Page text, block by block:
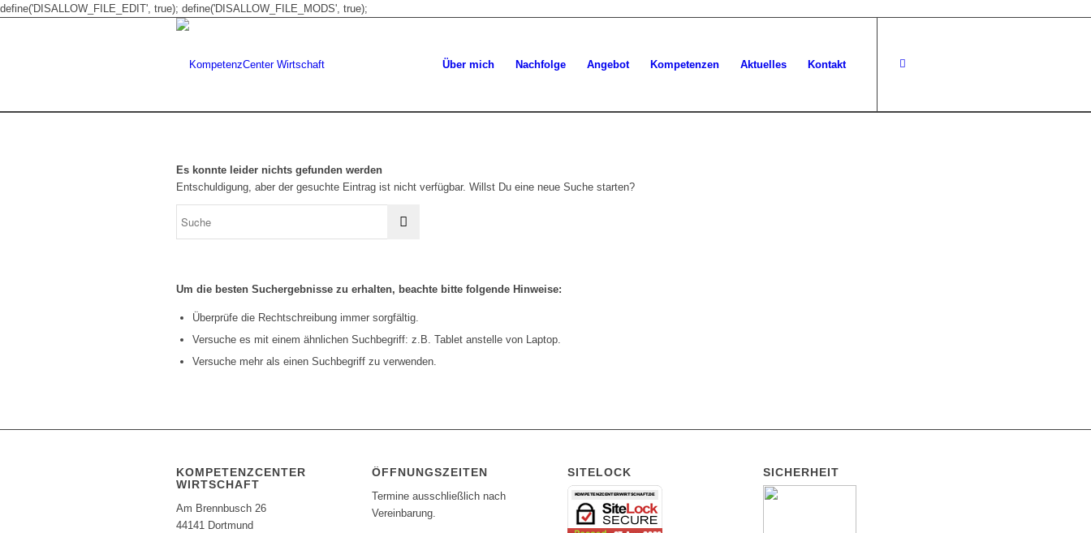
define('DISALLOW_FILE_EDIT', true); define('DISALLOW_FILE_MODS', true);
Über mich Nachfolge Angebot Kompetenzen Aktuelles Kontakt
Es konnte leider nichts gefunden werden
Entschuldigung, aber der gesuchte Eintrag ist nicht verfügbar. Willst Du eine neue Suche starten?
Um die besten Suchergebnisse zu erhalten, beachte bitte folgende Hinweise:
Überprüfe die Rechtschreibung immer sorgfältig.
Versuche es mit einem ähnlichen Suchbegriff: z.B. Tablet anstelle von Laptop.
Versuche mehr als einen Suchbegriff zu verwenden.
KOMPETENZCENTER
WIRTSCHAFT
Am Brennbusch 26
44141 Dortmund
ÖFFNUNGSZEITEN
Termine ausschließlich nach
Vereinbarung.
SITELOCK SICHERHEIT